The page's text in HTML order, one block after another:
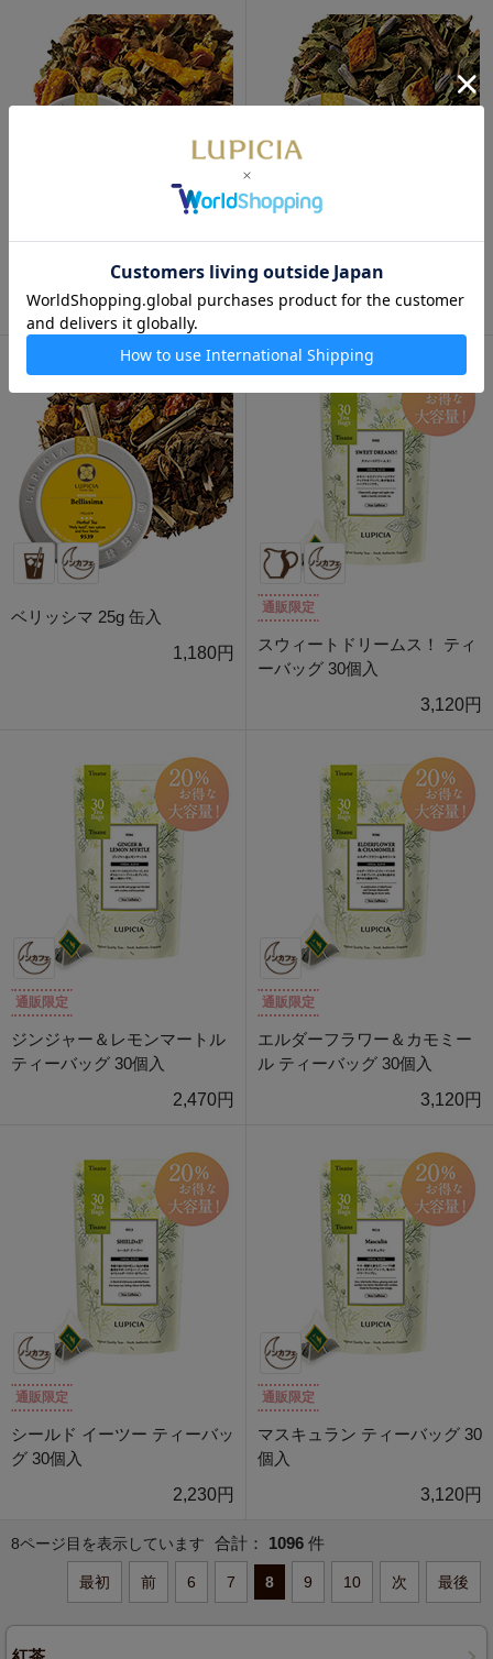
デタント 25g 缶入
1,180円
スール ラ リューヌ 25g 缶入
1,230円
ベリッシマ 25g 缶入
1,180円
通販限定
スウィートドリームス！ ティ
ーバッグ 30個入
3,120円
通販限定
ジンジャー＆レモンマートル
ティーバッグ 30個入
2,470円
通販限定
エルダーフラワー＆カモミー
ル ティーバッグ 30個入
3,120円
通販限定
シールド イーツー ティーバッ
グ 30個入
2,230円
通販限定
マスキュラン ティーバッグ 30
個入
3,120円
8ページ目を表示しています 合計： 1096 件
最初 前 6 7 8 9 10 次 最後